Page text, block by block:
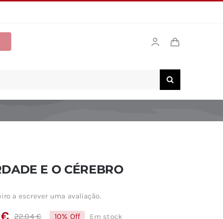
E O CÉREBRO
a escrever uma avaliação.
22,04€ 10% Off Em stock